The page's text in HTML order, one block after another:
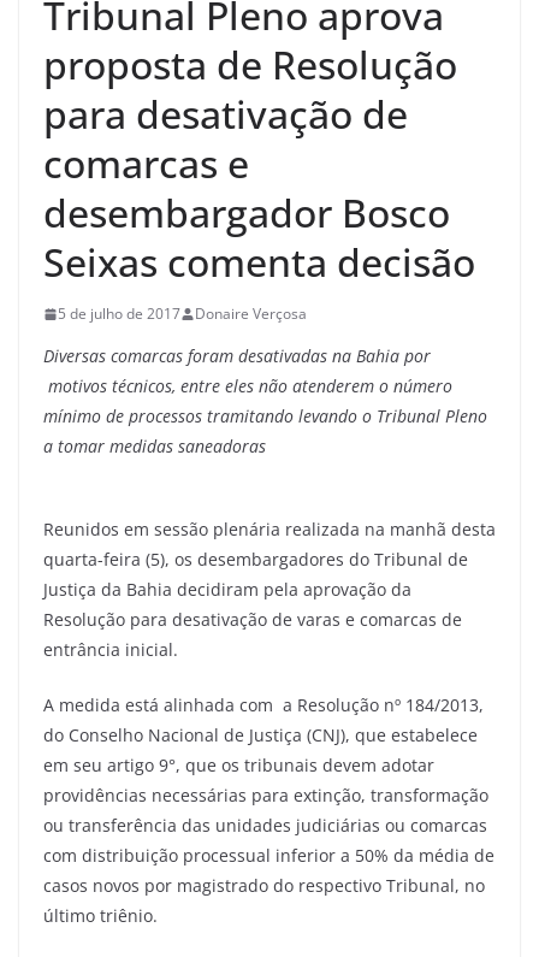
Tribunal Pleno aprova
proposta de Resolução
para desativação de
comarcas e
desembargador Bosco
Seixas comenta decisão
5 de julho de 2017 Donaire Verçosa
Diversas comarcas foram desativadas na Bahia por
motivos técnicos, entre eles não atenderem o número
mínimo de processos tramitando levando o Tribunal Pleno
a tomar medidas saneadoras
Reunidos em sessão plenária realizada na manhã desta
quarta-feira (5), os desembargadores do Tribunal de
Justiça da Bahia decidiram pela aprovação da
Resolução para desativação de varas e comarcas de
entrância inicial.
A medida está alinhada com a Resolução nº 184/2013,
do Conselho Nacional de Justiça (CNJ), que estabelece
em seu artigo 9°, que os tribunais devem adotar
providências necessárias para extinção, transformação
ou transferência das unidades judiciárias ou comarcas
com distribuição processual inferior a 50% da média de
casos novos por magistrado do respectivo Tribunal, no
último triênio.